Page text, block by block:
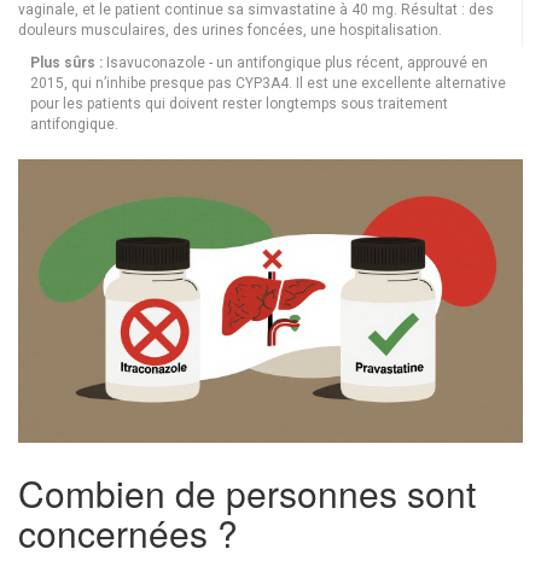
vaginale, et le patient continue sa simvastatine à 40 mg. Résultat : des
douleurs musculaires, des urines foncées, une hospitalisation.
Plus sûrs : Isavuconazole - un antifongique plus récent, approuvé en
2015, qui n’inhibe presque pas CYP3A4. Il est une excellente alternative
pour les patients qui doivent rester longtemps sous traitement
antifongique.
Combien de personnes sont
concernées ?